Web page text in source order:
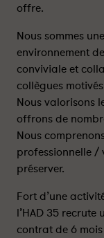
offre.
Nous sommes
environnement
conviviale et
collègues
Nous valorisons
offrons de
Nous
professionnelle /
préserver.
Fort d’une
l’HAD 35
contrat de 6